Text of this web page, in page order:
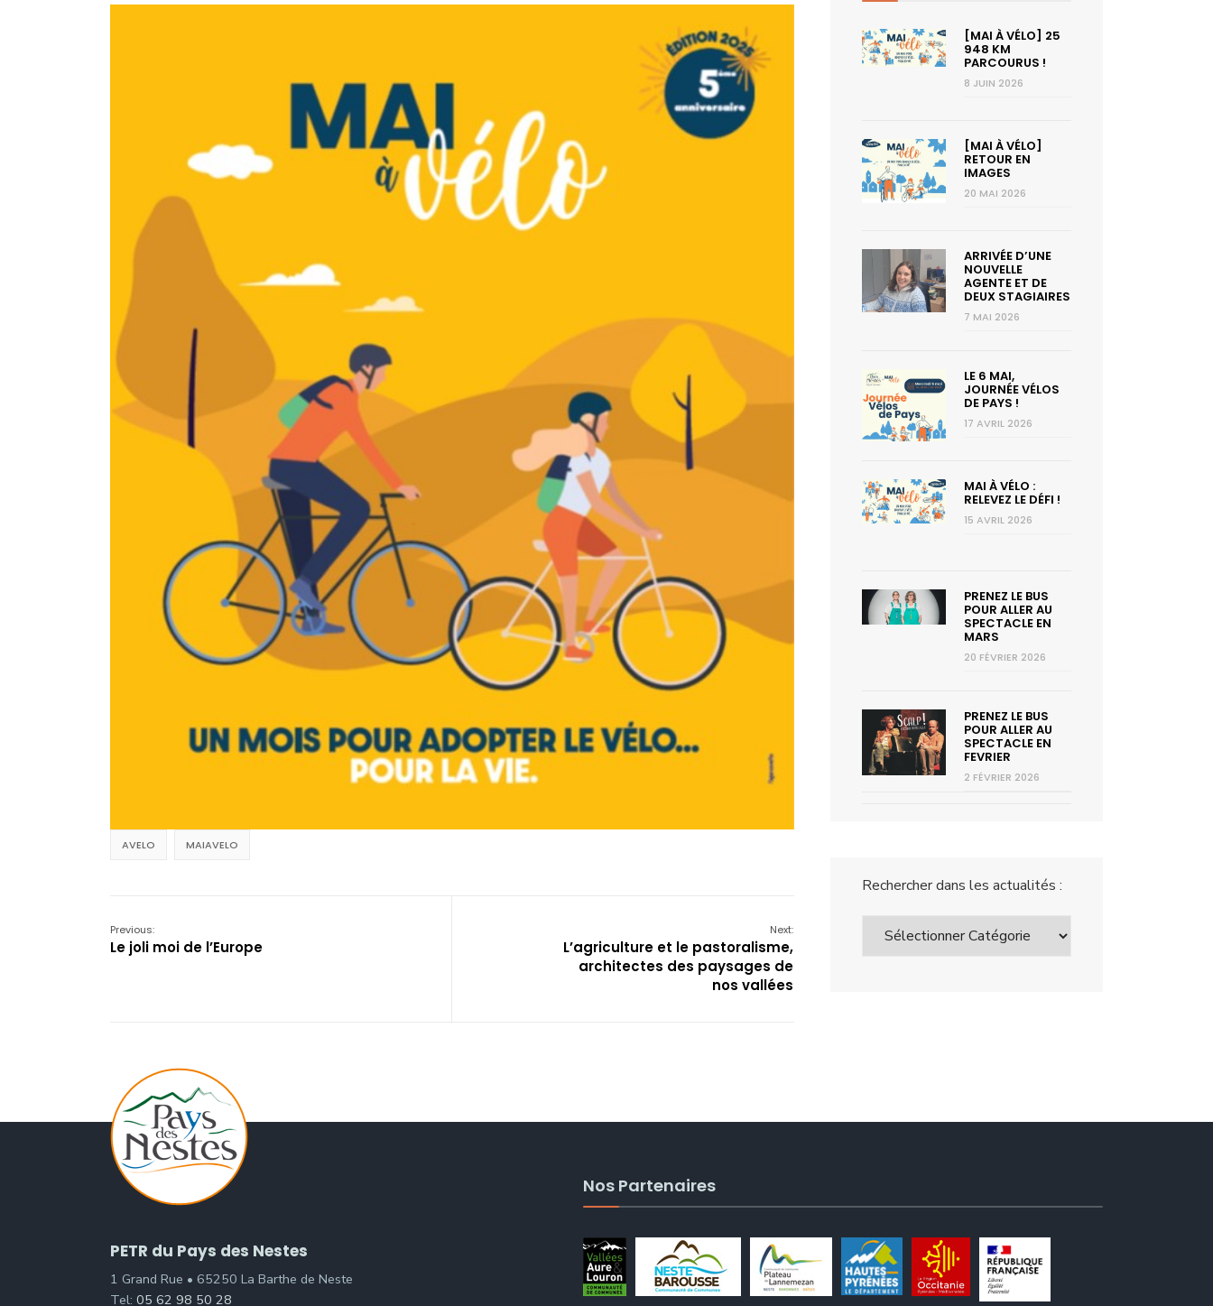
AVELO MAIAVELO
Previous:
Le joli moi de l’Europe
Next:
L’agriculture et le pastoralisme,
architectes des paysages de
nos vallées
[MAI À VÉLO] 25
948 KM
PARCOURUS !
8 JUIN 2026
[MAI À VÉLO]
RETOUR EN
IMAGES
20 MAI 2026
ARRIVÉE D’UNE
NOUVELLE
AGENTE ET DE
DEUX STAGIAIRES
7 MAI 2026
LE 6 MAI,
JOURNÉE VÉLOS
DE PAYS !
17 AVRIL 2026
MAI À VÉLO :
RELEVEZ LE DÉFI !
15 AVRIL 2026
PRENEZ LE BUS
POUR ALLER AU
SPECTACLE EN
MARS
20 FÉVRIER 2026
PRENEZ LE BUS
POUR ALLER AU
SPECTACLE EN
FEVRIER
2 FÉVRIER 2026
Rechercher dans les actualités :
PETR du Pays des Nestes
1 Grand Rue • 65250 La Barthe de Neste
Tel: 05 62 98 50 28
Nos Partenaires